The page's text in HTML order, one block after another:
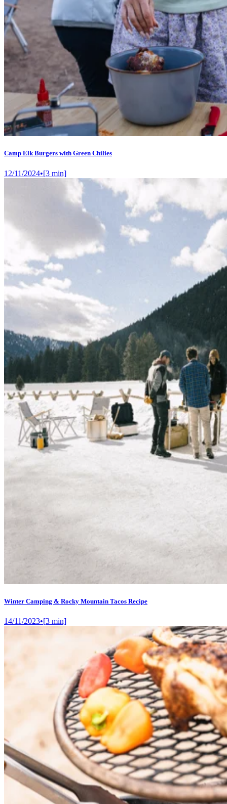
Camp Elk Burgers with Green Chilies
12/11/2024•[3 min]
Winter Camping & Rocky Mountain Tacos Recipe
14/11/2023•[3 min]